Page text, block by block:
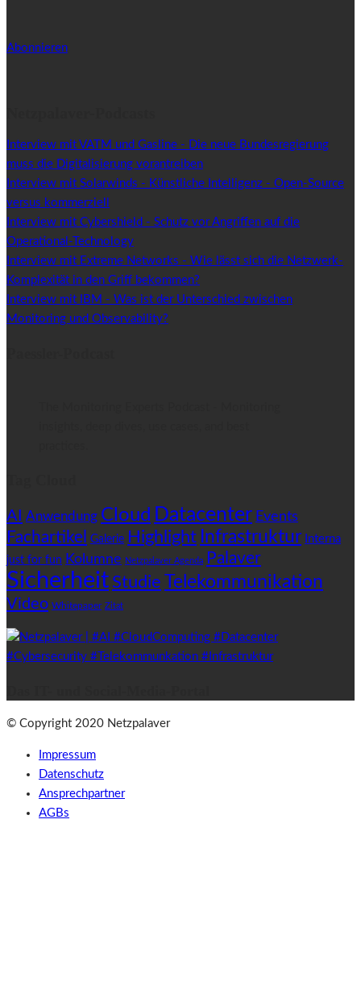
Abonnieren
Interview mit VATM und Gasline - Die neue Bundesregierung
muss die Digitalisierung vorantreiben
Interview mit Solarwinds - Künstliche Intelligenz - Open-Source
versus kommerziell
Interview mit Cybershield - Schutz vor Angriffen auf die
Operational-Technology
Interview mit Extreme Networks - Wie lässt sich die Netzwerk-
Komplexität in den Griff bekommen?
Interview mit IBM - Was ist der Unterschied zwischen
Monitoring und Observability?
AI Anwendung Cloud Datacenter Events
Fachartikel Galerie Highlight Infrastruktur Interna
just for fun Kolumne Netzpalaver Agenda Palaver
Sicherheit Studie Telekommunikation
Video Whitepaper Zitat
© Copyright 2020 Netzpalaver
Impressum
Datenschutz
Ansprechpartner
AGBs